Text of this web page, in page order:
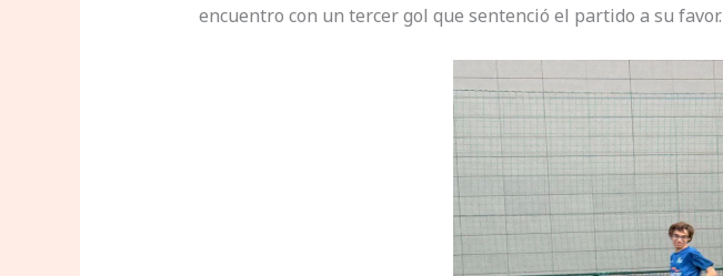
encuentro con un tercer gol que sentenció el partido a su favor.